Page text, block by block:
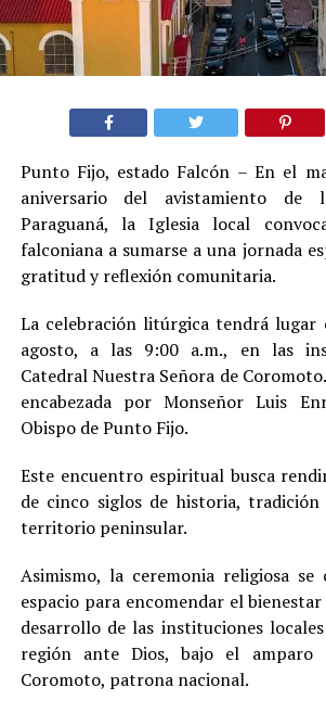
Punto Fijo, estado Falcón – En el
aniversario del avistamiento de
Paraguaná, la Iglesia local
falconiana a sumarse a una jornada
gratitud y reflexión comunitaria.
La celebración litúrgica tendrá lugar
agosto, a las 9:00 a.m., en las
Catedral Nuestra Señora de
encabezada por Monseñor Luis
Obispo de Punto Fijo.
Este encuentro espiritual busca
de cinco siglos de historia,
territorio peninsular.
Asimismo, la ceremonia religiosa se
espacio para encomendar el
desarrollo de las instituciones
región ante Dios, bajo el
Coromoto, patrona nacional.